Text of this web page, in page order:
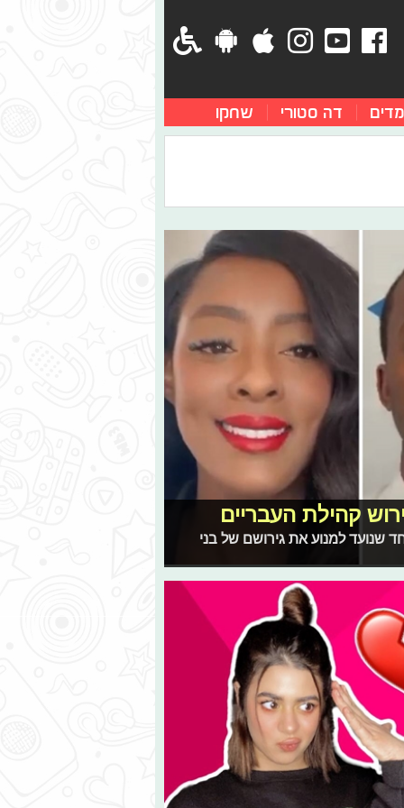
דה סטורי שחקו
קהילת העבריים
שנועד למנוע את גירושם של בני